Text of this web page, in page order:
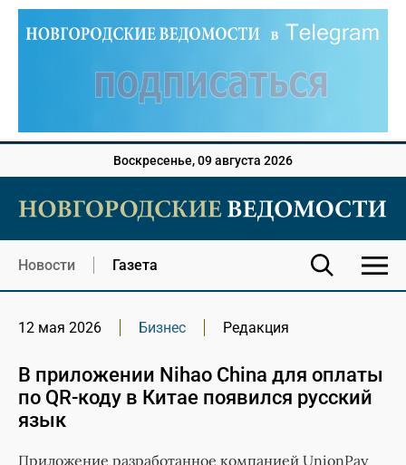
Воскресенье, 09 августа 2026
Новости Газета
12 мая 2026 Бизнес Редакция
В приложении Nihao China для оплаты
по QR-коду в Китае появился русский
язык
Приложение разработанное компанией UnionPay